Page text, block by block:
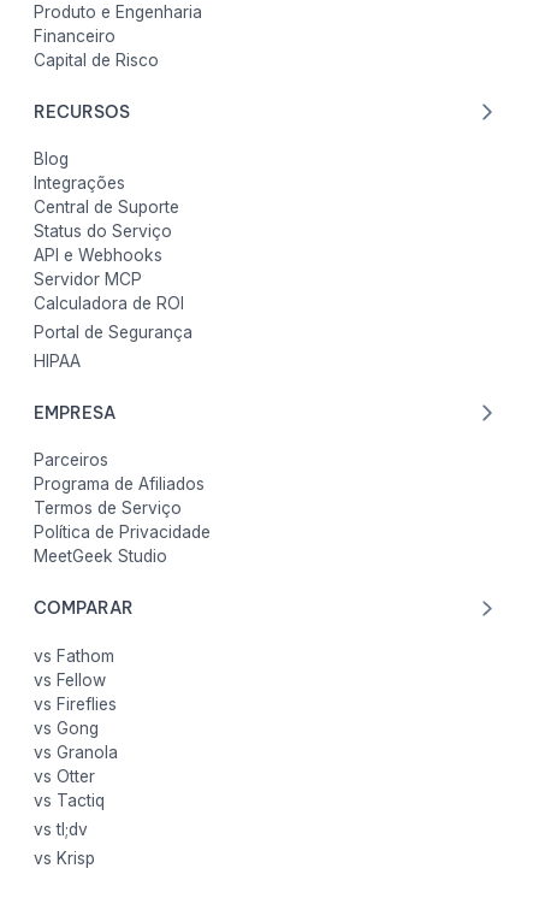
Produto e Engenharia
Financeiro
Capital de Risco
RECURSOS
Blog
Integrações
Central de Suporte
Status do Serviço
API e Webhooks
Servidor MCP
Calculadora de ROI
Portal de Segurança
HIPAA
EMPRESA
Parceiros
Programa de Afiliados
Termos de Serviço
Política de Privacidade
MeetGeek Studio
COMPARAR
vs Fathom
vs Fellow
vs Fireflies
vs Gong
vs Granola
vs Otter
vs Tactiq
vs tl;dv
vs Krisp